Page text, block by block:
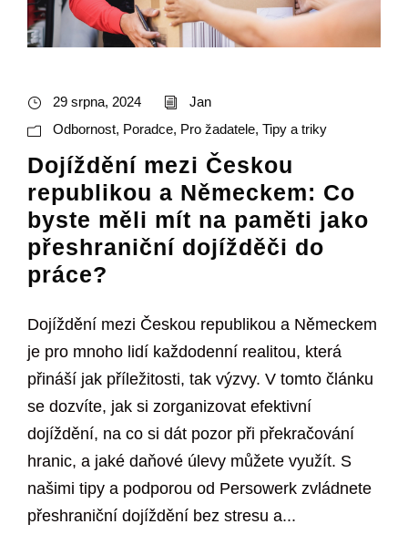
29 srpna, 2024
Jan
Odbornost, Poradce, Pro žadatele, Tipy a triky
Dojíždění mezi Českou
republikou a Německem: Co
byste měli mít na paměti jako
přeshraniční dojížděči do
práce?
Dojíždění mezi Českou republikou a Německem
je pro mnoho lidí každodenní realitou, která
přináší jak příležitosti, tak výzvy. V tomto článku
se dozvíte, jak si zorganizovat efektivní
dojíždění, na co si dát pozor při překračování
hranic, a jaké daňové úlevy můžete využít. S
našimi tipy a podporou od Persowerk zvládnete
přeshraniční dojíždění bez stresu a...